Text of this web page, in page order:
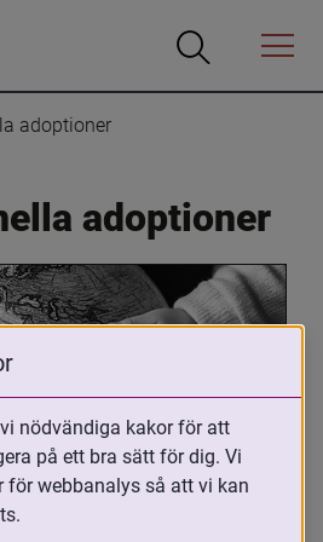
Öppna
Öppna
Menyn
adoptioner
adoptioner
adopterad,
arbetar med
nödvändiga kakor för att
på ett bra sätt för dig. Vi
för webbanalys så att vi kan